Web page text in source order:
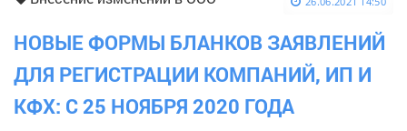
НОВЫЕ ФОРМЫ БЛАНКОВ ЗАЯВЛЕНИЙ
ДЛЯ РЕГИСТРАЦИИ КОМПАНИЙ, ИП И
КФХ: С 25 НОЯБРЯ 2020 ГОДА